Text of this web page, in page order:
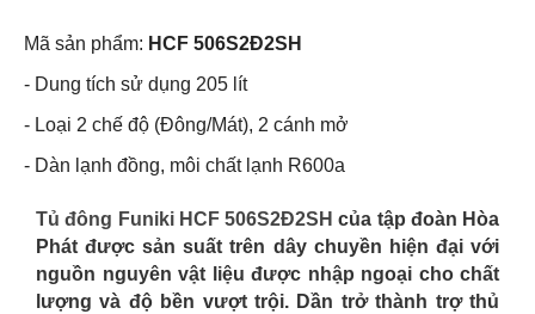
Mã sản phẩm: HCF 506S2Đ2SH
- Dung tích sử dụng 205 lít
- Loại 2 chế độ (Đông/Mát), 2 cánh mở
- Dàn lạnh đồng, môi chất lạnh R600a
Tủ đông Funiki HCF 506S2Đ2SH của tập đoàn Hòa
Phát được sản suất trên dây chuyền hiện đại với
nguồn nguyên vật liệu được nhập ngoại cho chất
lượng và độ bền vượt trội. Dần trở thành trợ thủ